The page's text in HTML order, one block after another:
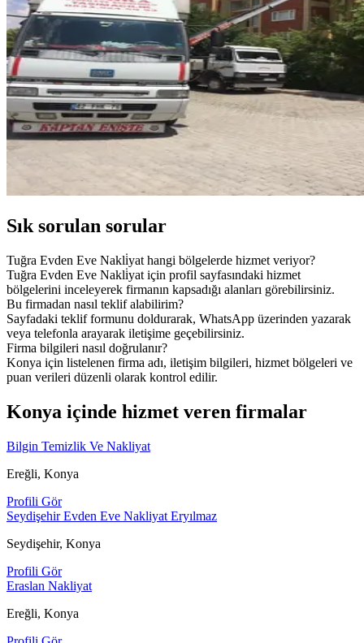
Sık sorulan sorular
Tuğra Evden Eve Nakli̇yat hangi bölgelerde hizmet veriyor?
Tuğra Evden Eve Nakli̇yat için profil sayfasındaki hizmet
bölgelerini inceleyerek firmanın kapsadığı alanları görebilirsiniz.
Bu firmadan nasıl teklif alabilirim?
Sayfadaki teklif formunu doldurarak, WhatsApp üzerinden yazarak
veya telefonla arayarak iletişime geçebilirsiniz.
Firma bilgileri nasıl doğrulanır?
Konya için listelenen firma adı, iletişim bilgileri, hizmet bölgeleri ve
puan verileri düzenli olarak kontrol edilir.
Konya içinde hizmet veren firmalar
Bilgin Temizlik Ve Nakliyat
Ereğli, Konya
Profili Gör
Seydişehir Evden Eve Nakliyat Eryılmaz
Seydişehir, Konya
Profili Gör
Eraslan Nakliyat
Ereğli, Konya